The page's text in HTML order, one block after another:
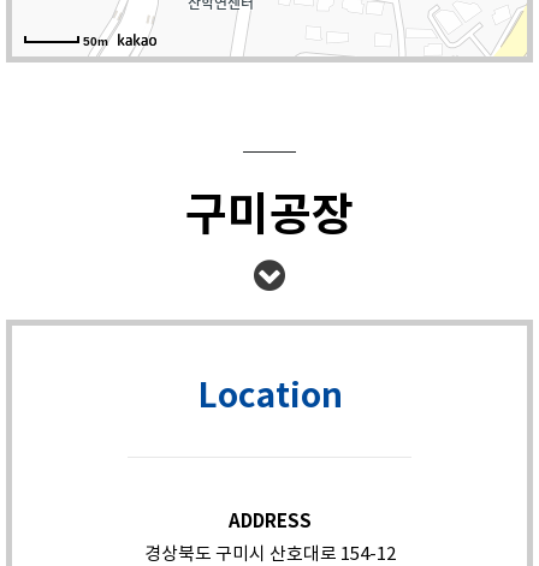
50m
구미공장
Location
ADDRESS
경상북도 구미시 산호대로 154-12